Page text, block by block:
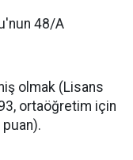
48/A
olmak (Lisans
ortaöğretim için